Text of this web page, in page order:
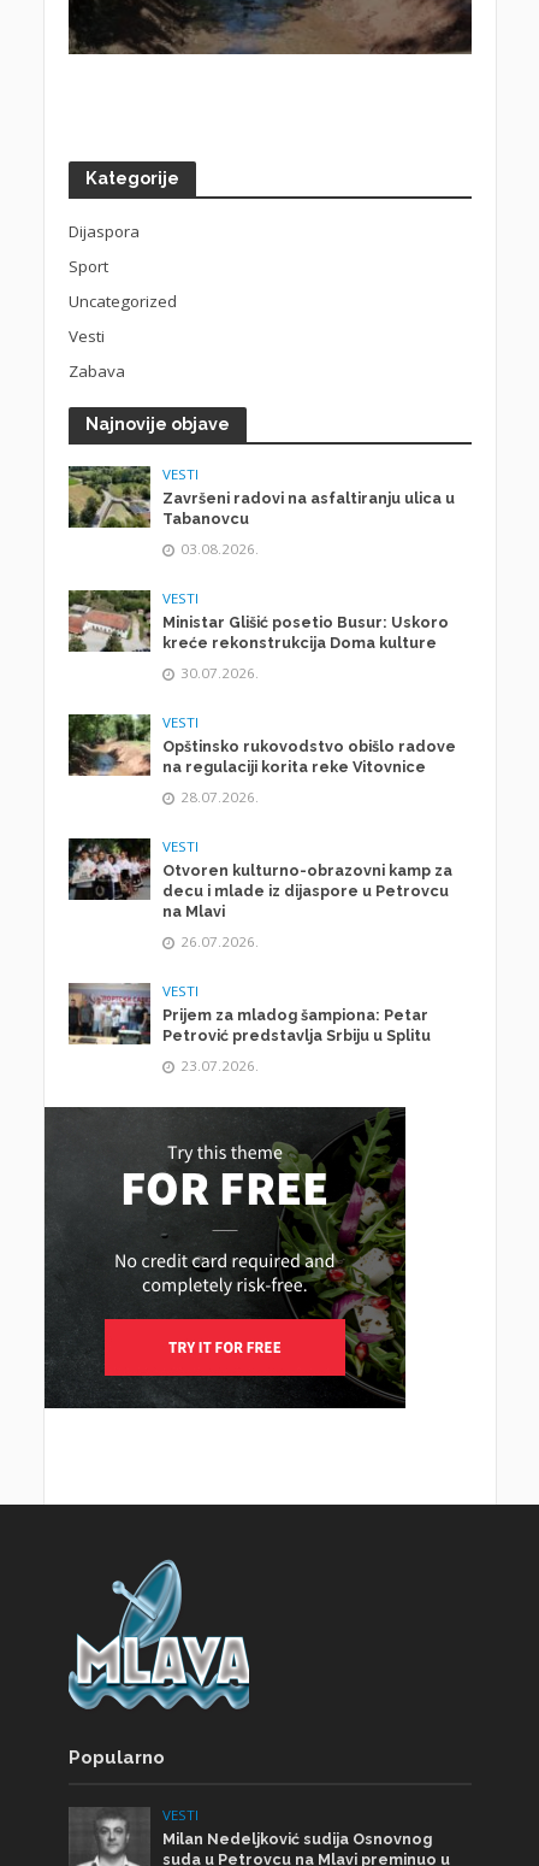
Kategorije
Dijaspora
Sport
Uncategorized
Vesti
Zabava
Najnovije objave
VESTI
Završeni radovi na asfaltiranju ulica u
Tabanovcu
03.08.2026.
VESTI
Ministar Glišić posetio Busur: Uskoro
kreće rekonstrukcija Doma kulture
30.07.2026.
VESTI
Opštinsko rukovodstvo obišlo radove
na regulaciji korita reke Vitovnice
28.07.2026.
VESTI
Otvoren kulturno-obrazovni kamp za
decu i mlade iz dijaspore u Petrovcu
na Mlavi
26.07.2026.
VESTI
Prijem za mladog šampiona: Petar
Petrović predstavlja Srbiju u Splitu
23.07.2026.
Popularno
VESTI
Milan Nedeljković sudija Osnovnog
suda u Petrovcu na Mlavi preminuo u